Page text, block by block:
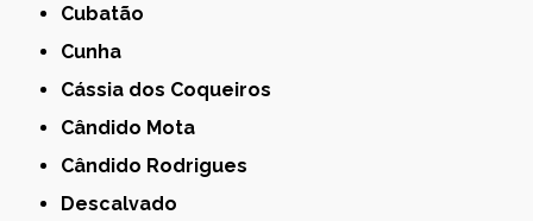
Cubatão
Cunha
Cássia dos Coqueiros
Cândido Mota
Cândido Rodrigues
Descalvado